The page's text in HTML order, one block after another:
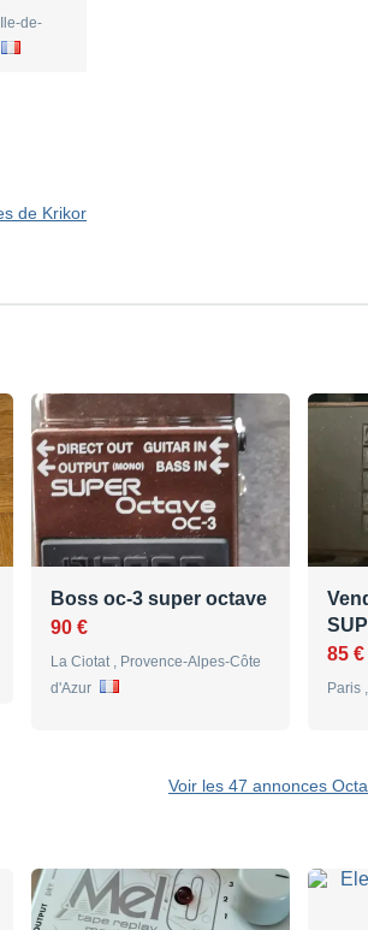
de-
de Krikor
Boss oc-3 super octave
90 €
La Ciotat , Provence-Alpes-Côte
d'Azur
85 €
Paris
Voir les 47 annonces